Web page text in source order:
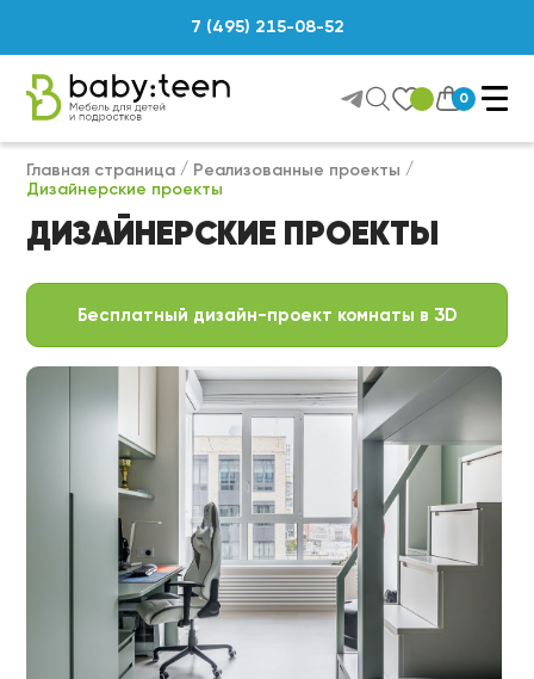
7 (495) 215-08-52
0
Главная страница
Реализованные проекты
Дизайнерские проекты
ДИЗАЙНЕРСКИЕ ПРОЕКТЫ
Бесплатный дизайн-проект комнаты в 3D